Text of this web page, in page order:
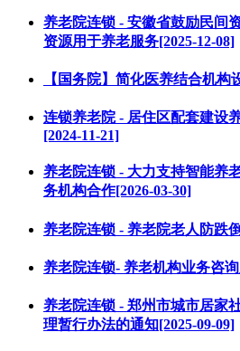
养老院连锁 - 安徽省鼓励民间
资源用于养老服务[2025-12-08]
【国务院】简化医养结合机构
连锁养老院 - 居住区配套建设
[2024-11-21]
养老院连锁 - 大力支持智能养
务机构合作[2026-03-30]
养老院连锁 - 养老院老人防跌
养老院连锁- 养老机构业务咨
养老院连锁 - 郑州市城市居家
理暂行办法的通知[2025-09-09]